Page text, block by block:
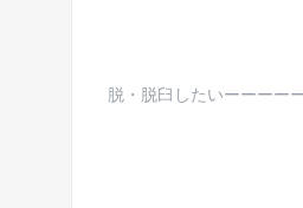
脱・脱臼したいーーーー